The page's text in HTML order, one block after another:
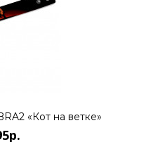
«Кот на ветке»